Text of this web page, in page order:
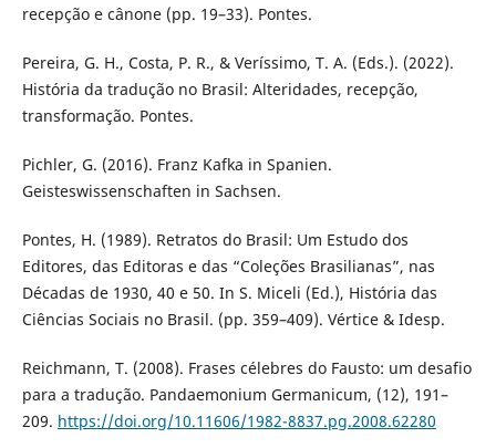
recepção e cânone (pp. 19–33). Pontes.
Pereira, G. H., Costa, P. R., & Veríssimo, T. A. (Eds.). (2022).
História da tradução no Brasil: Alteridades, recepção,
transformação. Pontes.
Pichler, G. (2016). Franz Kafka in Spanien.
Geisteswissenschaften in Sachsen.
Pontes, H. (1989). Retratos do Brasil: Um Estudo dos
Editores, das Editoras e das “Coleções Brasilianas”, nas
Décadas de 1930, 40 e 50. In S. Miceli (Ed.), História das
Ciências Sociais no Brasil. (pp. 359–409). Vértice & Idesp.
Reichmann, T. (2008). Frases célebres do Fausto: um desafio
para a tradução. Pandaemonium Germanicum, (12), 191–
209. https://doi.org/10.11606/1982-8837.pg.2008.62280